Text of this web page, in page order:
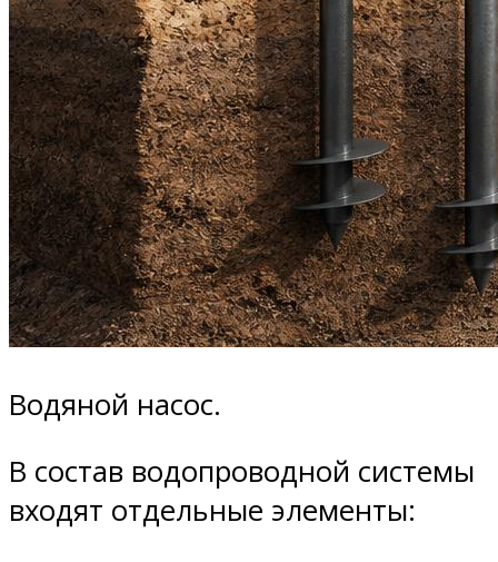
Водяной насос.
В состав водопроводной системы
входят отдельные элементы: